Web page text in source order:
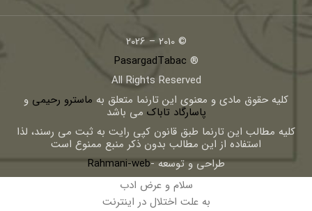
© 2010 – 2026
®
PasargadTabac
All Rights Reserved
كليه حقوق مادی و معنوی اين تارنما متعلق به ماسترو رحیمی و
پاسارگاد تاباک می باشد
کلیه مطالب این تارنما طبق قانون کپی رایت به ثبت می رسند، لذا
استفاده از این مطالب بدون ذکر منبع ممنوع است
طراحی و توسعه -Rahmani-web
سلام و عرض ادب
به علت اختلال در اینترنت